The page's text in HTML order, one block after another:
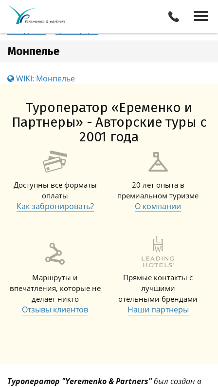
Франция
Все туры
Монпелье
WIKI: Монпелье
Туроператор «Еременко и
Партнеры» - Авторские туры с
2001 года
Доступны все форматы
оплаты
Как забронировать?
20 лет опыта в
премиальном туризме
О компании
Маршруты и
впечатления, которые не
делает никто
Отзывы клиентов
Прямые контакты с
лучшими
отельными брендами
Наши партнеры
Туроператор "Yeremenko & Partners"был создан в